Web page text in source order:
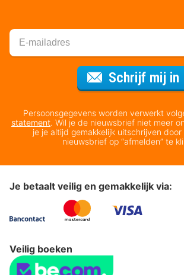
Schrijf mij in
Persoonsgegevens worden verwerkt
statement. Wil je de nieuwsbrief niet meer
je je altijd gemakkelijk uitschrijven
nieuwsbrief op “afmelden” te
Je betaalt veilig en gemakkelijk via:
Veilig boeken